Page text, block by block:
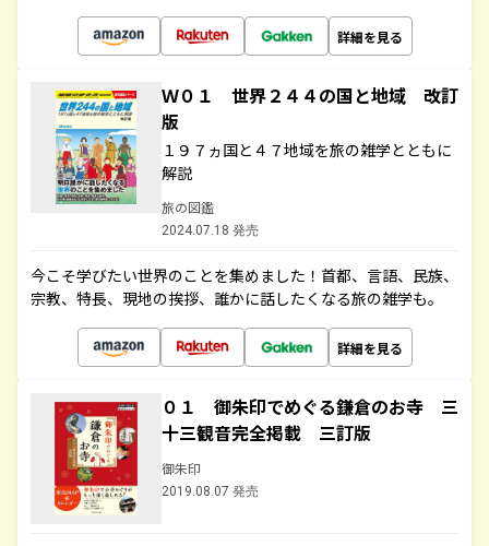
詳細を見る
Ｗ０１ 世界２４４の国と地域 改訂
版
１９７ヵ国と４７地域を旅の雑学とともに
解説
旅の図鑑
2024.07.18 発売
今こそ学びたい世界のことを集めました！首都、言語、民族、
宗教、特長、現地の挨拶、誰かに話したくなる旅の雑学も。
詳細を見る
０１ 御朱印でめぐる鎌倉のお寺 三
十三観音完全掲載 三訂版
御朱印
2019.08.07 発売